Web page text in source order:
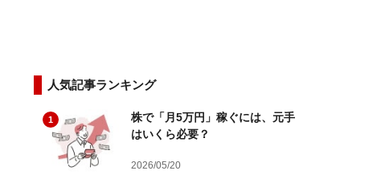
人気記事ランキング
1
株で「月5万円」稼ぐには、元手
はいくら必要？
2026/05/20